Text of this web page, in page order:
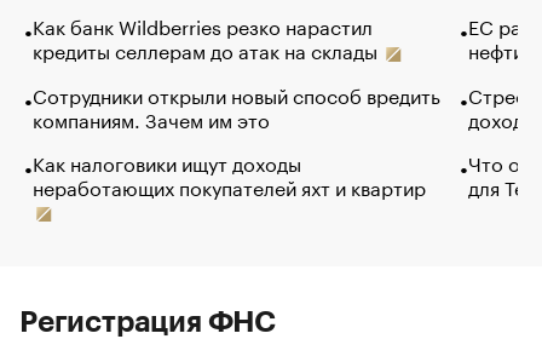
Как банк Wildberries резко нарастил
кредиты селлерам до атак на склады
Сотрудники открыли новый способ вредить
компаниям. Зачем им это
Как налоговики ищут доходы
неработающих покупателей яхт и квартир
ЕС
нефти
Что
для
Регистрация ФНС